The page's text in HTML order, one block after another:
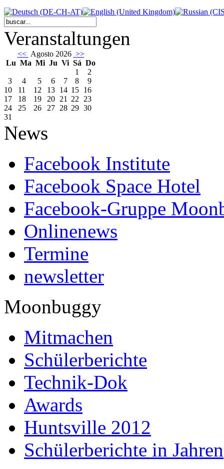
Veranstaltungen
<< Agosto 2026 >>
Lu Ma Mi Ju Vi Sá Do
1
2
3
4 5 6 7 8
9
10
11 12 13 14 15 16
17
18 19 20 21 22 23
24
25 26 27 28 29 30
31
News
Facebook Institute
Facebook Space Hotel
Facebook-Gruppe
Onlinenews
Termine
newsletter
Moonbuggy
Mitmachen
Schülerberichte
Technik-Dok
Awards
Huntsville 2012
Schülerberichte in Jahren